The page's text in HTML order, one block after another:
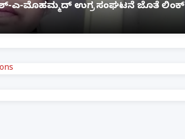
12 ಮಂದಿ ಸಜೀವ ದಹನ, ಹಲವರಿಗೆ ಗಂಭೀರ